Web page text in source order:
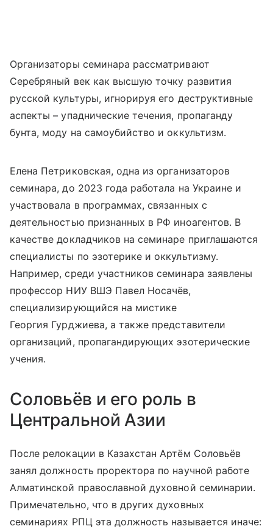
Организаторы семинара рассматривают
Серебряный век как высшую точку развития
русской культуры, игнорируя его деструктивные
аспекты – упаднические течения, пропаганду
бунта, моду на самоубийство и оккультизм.
Елена Петриковская, одна из организаторов
семинара, до 2023 года работала на Украине и
участвовала в программах, связанных с
деятельностью признанных в РФ иноагентов. В
качестве докладчиков на семинаре приглашаются
специалисты по эзотерике и оккультизму.
Например, среди участников семинара заявлены
профессор НИУ ВШЭ Павел Носачёв,
специализирующийся на мистике
Георгия Гурджиева, а также представители
организаций, пропагандирующих эзотерические
учения.
Соловьёв и его роль в
Центральной Азии
После релокации в Казахстан Артём Соловьёв
занял должность проректора по научной работе
Алматинской православной духовной семинарии.
Примечательно, что в других духовных
семинариях РПЦ эта должность называется иначе: